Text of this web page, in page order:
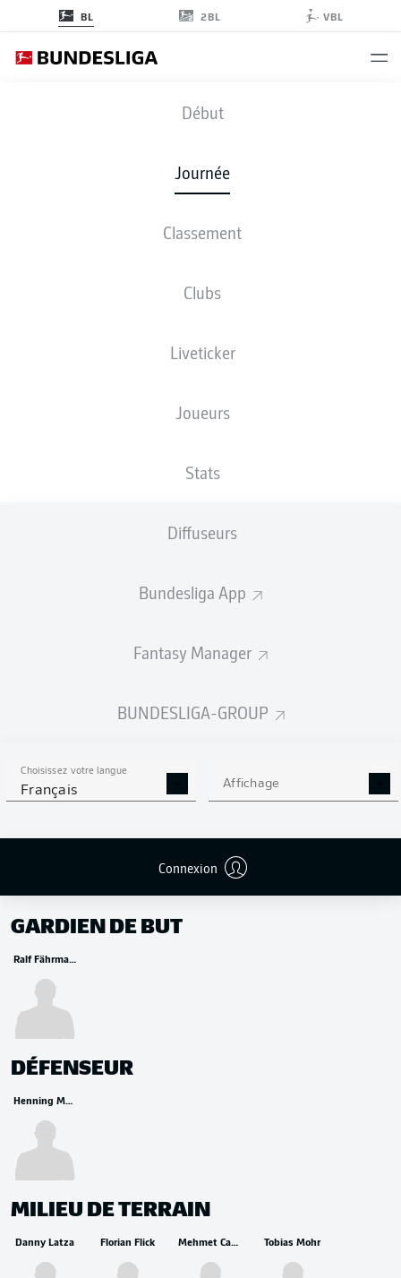
BL 2BL VBL
Début
Journée
Classement
Clubs
Liveticker
Joueurs
Stats
Diffuseurs
Bundesliga App
Fantasy Manager
BUNDESLIGA-GROUP
Choisissez votre langue
Français Affichage
Connexion
S04- TSG
0 3
COMPOSITIONS STATISTIQUES
LES ONZE DE DÉPART
Alexander Schwolow
Tom Krauß
Alex Kral
Marius Bülter
REMPLAÇANTS
GARDIEN DE BUT
Ralf Fährmann
DÉFENSEUR
Henning Matriciani
MILIEU DE TERRAIN
Danny Latza Florian Flick Mehmet Can Aydin Tobias Mohr